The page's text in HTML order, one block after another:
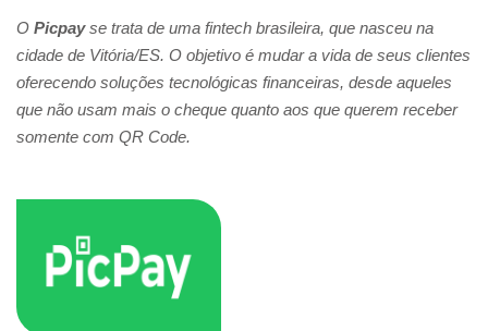
O Picpayse trata de uma fintech brasileira, que nasceu na
cidade de Vitória/ES. O objetivo é mudar a vida de seus clientes
oferecendo soluções tecnológicas financeiras, desde aqueles
que não usam mais o cheque quanto aos que querem receber
somente com QR Code.